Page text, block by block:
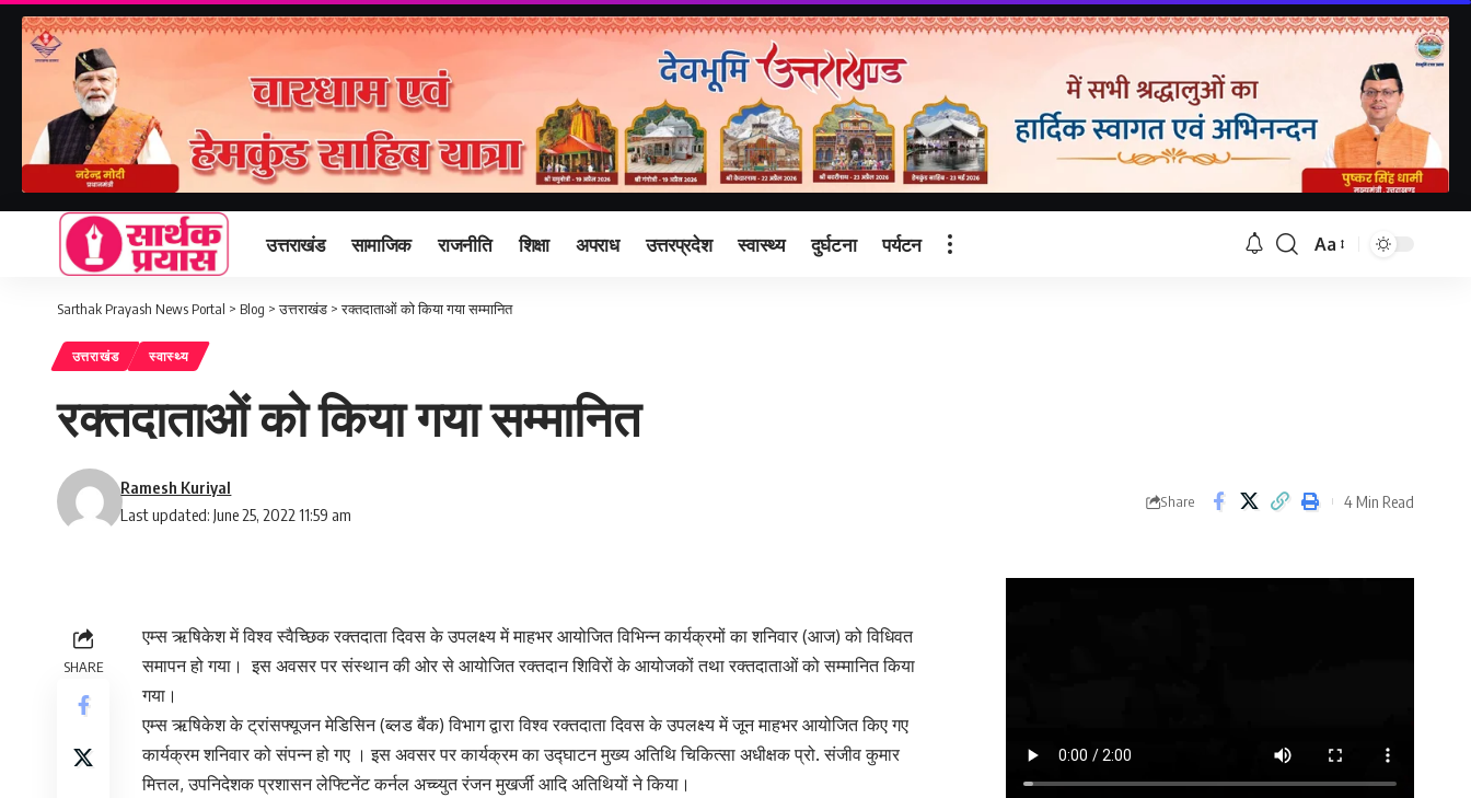
उत्तराखंड सामाजिक राजनीति शिक्षा अपराध उत्तरप्रदेश स्वास्थ्य दुर्घटना पर्यटन
Font
Aa
Sarthak Prayash News Portal > Blog >उत्तराखंड >रक्तदाताओं को किया गया सम्मानित
उत्तराखंड स्वास्थ्य
रक्तदाताओं को किया गया सम्मानित
Last updated: June 25, 2022 11:59 am
Ramesh Kuriyal
Share 4 Min Read
SHARE
एम्स ऋषिकेश में विश्व स्वैच्छिक रक्तदाता दिवस के उपलक्ष्य में माहभर आयोजित विभिन्न कार्यक्रमों का शनिवार (आज) को विधिवत
समापन हो गया। इस अवसर पर संस्थान की ओर से आयोजित रक्तदान शिविरों के आयोजकों तथा रक्तदाताओं को सम्मानित किया
गया।
एम्स ऋषिकेश के ट्रांसफ्यूजन मेडिसिन (ब्लड बैंक) विभाग द्वारा विश्व रक्तदाता दिवस के उपलक्ष्य में जून माहभर आयोजित किए गए
कार्यक्रम शनिवार को संपन्न हो गए । इस अवसर पर कार्यक्रम का उद्घाटन मुख्य अतिथि चिकित्सा अधीक्षक प्रो. संजीव कुमार
मित्तल, उपनिदेशक प्रशासन लेफ्टिनेंट कर्नल अच्च्युत रंजन मुखर्जी आदि अतिथियों ने किया।